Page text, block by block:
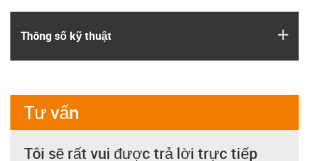
Thông số kỹ thuật
Tư vấn
Tôi sẽ rất vui được trả lời trực tiếp